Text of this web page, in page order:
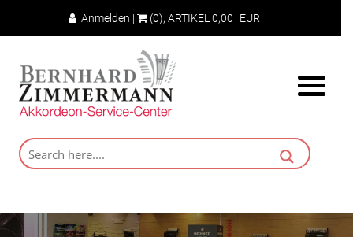
Anmelden | (0), ARTIKEL0,00 EUR